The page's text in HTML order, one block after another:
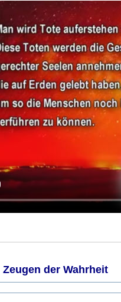
Zeugen der Wahrheit